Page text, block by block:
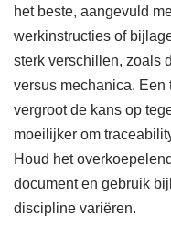
het beste, aangevuld
werkinstructies of
sterk verschillen, zoals
versus mechanica. Een
vergroot de kans op
moeilijker om
Houd het
document en gebruik
discipline variëren.